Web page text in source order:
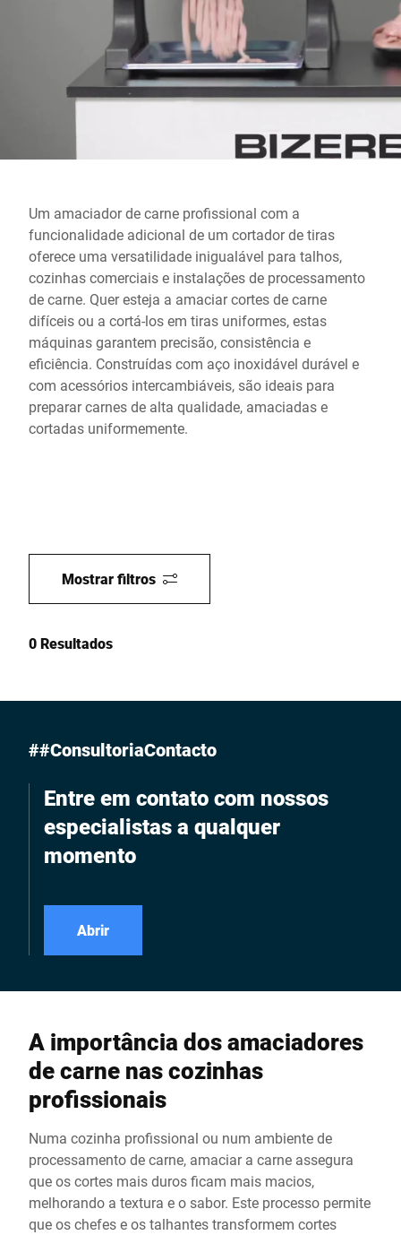
Um amaciador de carne profissional com a
funcionalidade adicional de um cortador de tiras
oferece uma versatilidade inigualável para talhos,
cozinhas comerciais e instalações de processamento
de carne. Quer esteja a amaciar cortes de carne
difíceis ou a cortá-los em tiras uniformes, estas
máquinas garantem precisão, consistência e
eficiência. Construídas com aço inoxidável durável e
com acessórios intercambiáveis, são ideais para
preparar carnes de alta qualidade, amaciadas e
cortadas uniformemente.
Mostrar filtros
0 Resultados
##ConsultoriaContacto
Entre em contato com nossos
especialistas a qualquer
momento
Abrir
A importância dos amaciadores
de carne nas cozinhas
profissionais
Numa cozinha profissional ou num ambiente de
processamento de carne, amaciar a carne assegura
que os cortes mais duros ficam mais macios,
melhorando a textura e o sabor. Este processo permite
que os chefes e os talhantes transformem cortes